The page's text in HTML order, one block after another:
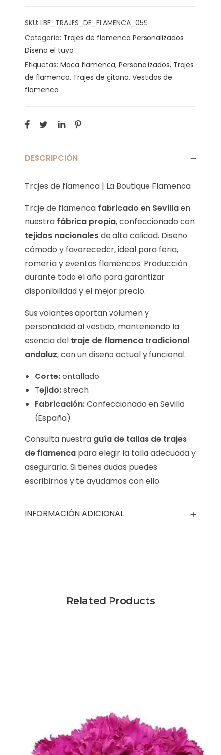
SKU: LBF_TRAJES_DE_FLAMENCA_059
Categoría: Trajes de flamenca Personalizados
Diseña el tuyo
Etiquetas: Moda flamenca, Personalizados, Trajes
de flamenca, Trajes de gitana, Vestidos de
flamenca
DESCRIPCIÓN
Trajes de flamenca | La Boutique Flamenca
Traje de flamenca fabricado en Sevillaen
nuestra fábrica propia, confeccionado con
tejidos nacionalesde alta calidad. Diseño
cómodo y favorecedor, ideal para feria,
romería y eventos flamencos. Producción
durante todo el año para garantizar
disponibilidad y el mejor precio.
Sus volantes aportan volumen y
personalidad al vestido, manteniendo la
esencia del traje de flamenca tradicional
andaluz, con un diseño actual y funcional.
Corte:entallado
Tejido:strech
Fabricación:Confeccionado en Sevilla
(España)
Consulta nuestra guía de tallas de trajes
de flamenca para elegir la talla adecuada y
asegurarla. Si tienes dudas puedes
escribirnos y te ayudamos con ello.
INFORMACIÓN ADICIONAL
Related Products